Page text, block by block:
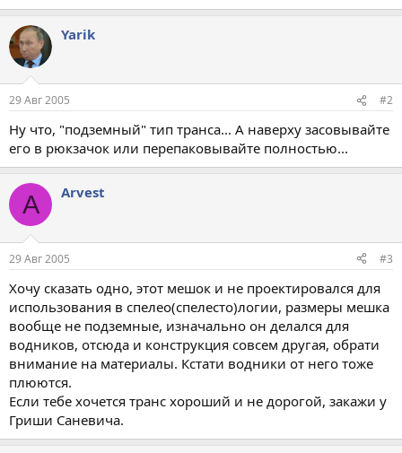
Yarik
29 Авг 2005 #2
Ну что, "подземный" тип транса... А наверху засовывайте
его в рюкзачок или перепаковывайте полностью...
A Arvest
29 Авг 2005 #3
Хочу сказать одно, этот мешок и не проектировался для
использования в спелео(спелесто)логии, размеры мешка
вообще не подземные, изначально он делался для
водников, отсюда и конструкция совсем другая, обрати
внимание на материалы. Кстати водники от него тоже
плюются.
Если тебе хочется транс хороший и не дорогой, закажи у
Гриши Саневича.